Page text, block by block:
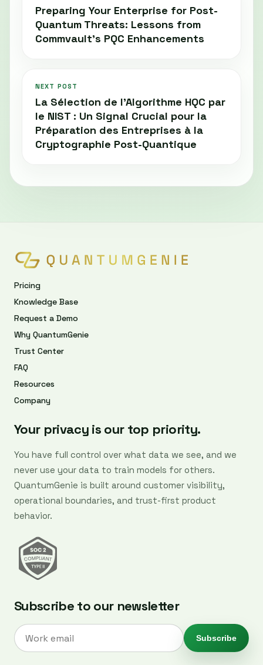
Preparing Your Enterprise for Post-
Quantum Threats: Lessons from
Commvault’s PQC Enhancements
NEXT POST
La Sélection de l’Algorithme HQC par
le NIST : Un Signal Crucial pour la
Préparation des Entreprises à la
Cryptographie Post-Quantique
Pricing
Knowledge Base
Request a Demo
Why QuantumGenie
Trust Center
FAQ
Resources
Company
Your privacy is our top priority.
You have full control over what data we see, and we
never use your data to train models for others.
QuantumGenie is built around customer visibility,
operational boundaries, and trust-first product
behavior.
Subscribe to our newsletter
Subscribe